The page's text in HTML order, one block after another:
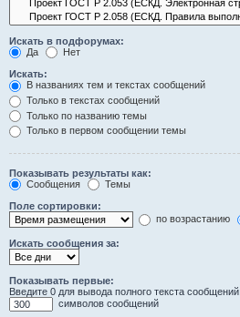
Искать в подфорумах:
Да
Нет
Искать:
В названиях тем и текстах сообщений
Только в текстах сообщений
Только по названию темы
Только в первом сообщении темы
Показывать результаты как:
Сообщения
Темы
Поле сортировки:
по возрастанию
Искать сообщения за:
Показывать первые:
Введите 0 для вывода полного текста сообщений.
символов сообщений